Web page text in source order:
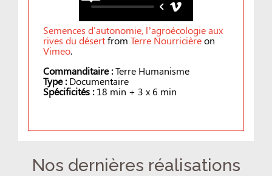
Semences d'autonomie, l’agroécologie aux
rives du désertfrom Terre Nourricièreon
Vimeo.
Commanditaire :Terre Humanisme
Type :Documentaire
Spécificités :18 min + 3 x 6 min
Nos dernières réalisations